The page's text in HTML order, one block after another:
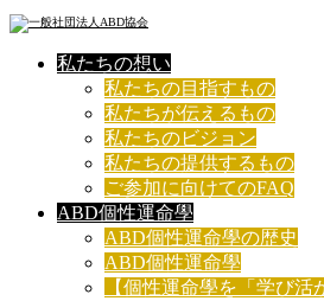
私たちの想い
私たちの目指すもの
私たちが伝えるもの
私たちのビジョン
私たちの提供するもの
ご参加に向けてのFAQ
ABD個性運命學
ABD個性運命學の歴史
ABD個性運命學
【個性運命學を「学び活